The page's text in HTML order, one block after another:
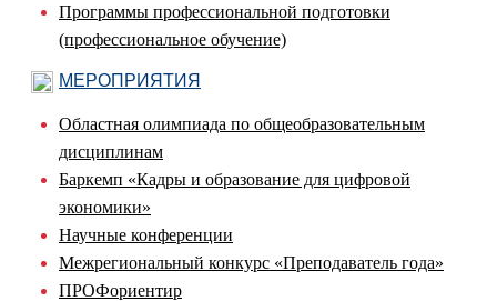
Программы профессиональной подготовки
(профессиональное обучение)
МЕРОПРИЯТИЯ
Областная олимпиада по общеобразовательным
дисциплинам
Баркемп «Кадры и образование для цифровой
экономики»
Научные конференции
Межрегиональный конкурс «Преподаватель года»
ПРОФориентир